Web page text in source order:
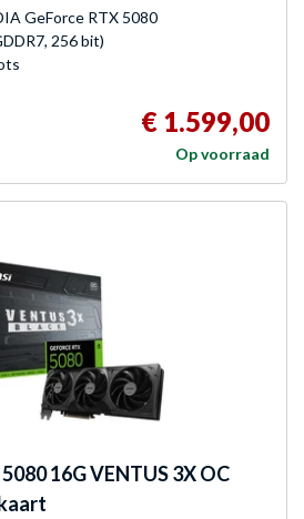
GeForce RTX 5080
256 bit)
€ 1.599,00
Op voorraad
16G VENTUS 3X OC